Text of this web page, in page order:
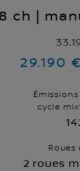
ch |
29.190 €
Émissions
cycle
2 roues